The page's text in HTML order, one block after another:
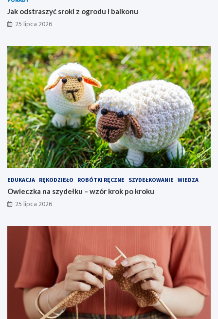
Jak odstraszyć sroki z ogrodu i balkonu
25 lipca 2026
EDUKACJA RĘKODZIEŁO ROBÓTKI RĘCZNE SZYDEŁKOWANIE WIEDZA
Owieczka na szydełku – wzór krok po kroku
25 lipca 2026